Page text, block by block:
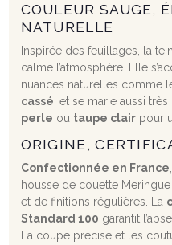
COULEUR SAUGE,
NATURELLE
Inspirée des feuillages, la
calme l’atmosphère. Elle
nuances naturelles comme
cassé , et se marie aussi
perle ou taupe clairpour
ORIGINE,
Confectionnée en France
housse de couette
et de finitions régulières. La
Standard 100 garantit
La coupe précise et les